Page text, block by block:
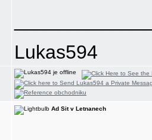
Lukas594
Ad Sit v Letnanech